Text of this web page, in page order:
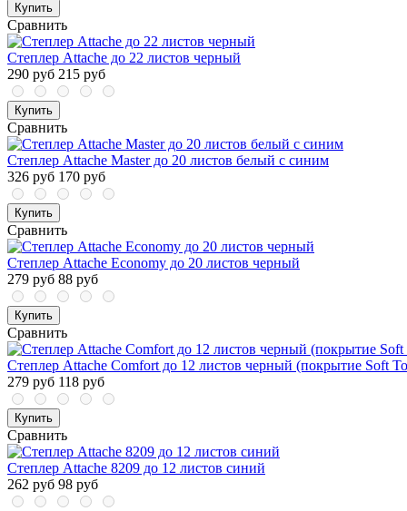
Купить
Сравнить
Степлер Attache до 22 листов черный
290 руб 215 руб
Купить
Сравнить
Степлер Attache Master до 20 листов белый с синим
326 руб 170 руб
Купить
Сравнить
Степлер Attache Economy до 20 листов черный
279 руб 88 руб
Купить
Сравнить
Степлер Attache Comfort до 12 листов черный (покрытие Soft
279 руб 118 руб
Купить
Сравнить
Степлер Attache 8209 до 12 листов синий
262 руб 98 руб